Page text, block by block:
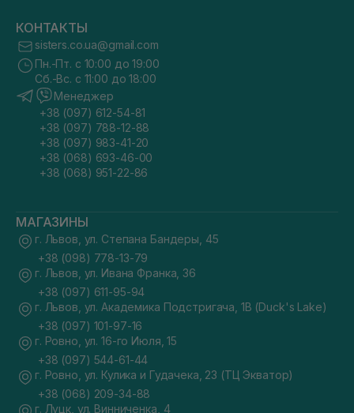
КОНТАКТЫ
sisters.co.ua@gmail.com
Пн.-Пт. с 10:00 до 19:00
Сб.-Вс. с 11:00 до 18:00
Менеджер
+38 (097) 612-54-81
+38 (097) 788-12-88
+38 (097) 983-41-20
+38 (068) 693-46-00
+38 (068) 951-22-86
МАГАЗИНЫ
г. Львов, ул. Степана Бандеры, 45
+38 (098) 778-13-79
г. Львов, ул. Ивана Франка, 36
+38 (097) 611-95-94
г. Львов, ул. Академика Подстригача, 1В (Duck's Lake)
+38 (097) 101-97-16
г. Ровно, ул. 16-го Июля, 15
+38 (097) 544-61-44
г. Ровно, ул. Кулика и Гудачека, 23 (ТЦ Экватор)
+38 (068) 209-34-88
г. Луцк, ул. Винниченка, 4